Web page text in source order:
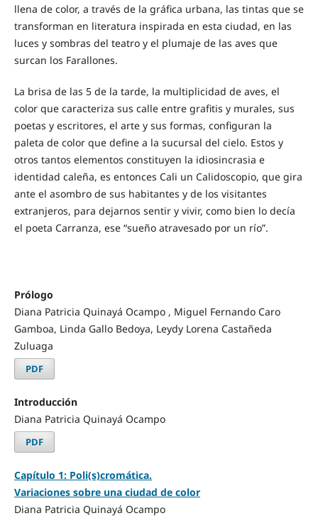
llena de color, a través de la gráfica urbana, las tintas que se
transforman en literatura inspirada en esta ciudad, en las
luces y sombras del teatro y el plumaje de las aves que
surcan los Farallones.
La brisa de las 5 de la tarde, la multiplicidad de aves, el
color que caracteriza sus calle entre grafitis y murales, sus
poetas y escritores, el arte y sus formas, configuran la
paleta de color que define a la sucursal del cielo. Estos y
otros tantos elementos constituyen la idiosincrasia e
identidad caleña, es entonces Cali un Calidoscopio, que gira
ante el asombro de sus habitantes y de los visitantes
extranjeros, para dejarnos sentir y vivir, como bien lo decía
el poeta Carranza, ese “sueño atravesado por un río”.
Prólogo
Diana Patricia Quinayá Ocampo , Miguel Fernando Caro
Gamboa, Linda Gallo Bedoya, Leydy Lorena Castañeda
Zuluaga
PDF
Introducción
Diana Patricia Quinayá Ocampo
PDF
Capítulo 1: Poli(s)cromática.
Variaciones sobre una ciudad de color
Diana Patricia Quinayá Ocampo